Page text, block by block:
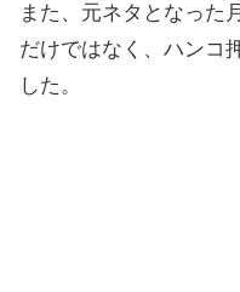
また、元ネタとなった
だけではなく、ハンコ
した。